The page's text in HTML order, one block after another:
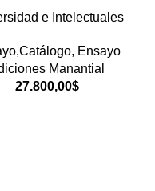
e Intelectuales
, Ensayo
Manantial
27.800,00$